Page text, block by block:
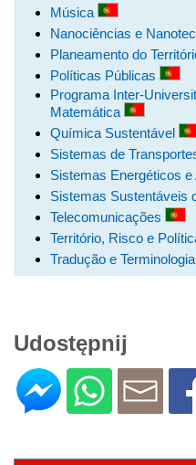
Música
Nanociências e
Planeamento do
Políticas Públicas
Programa Inter-
Matemática
Química Sustentável
Sistemas de
Sistemas Energéticos
Sistemas Sustentáveis
Telecomunicações
Território, Risco e
Tradução e Terminologia
Udostępnij